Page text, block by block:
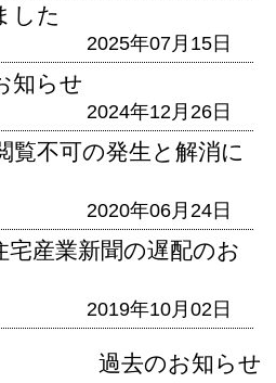
した
2025年07月15日
知らせ
2024年12月26日
覧不可の発生と解消に
2020年06月24日
宅産業新聞の遅配のお
2019年10月02日
過去のお知らせ